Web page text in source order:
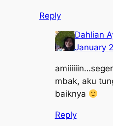
Reply
Dahlian
January
mbak, aku
baiknya
Reply